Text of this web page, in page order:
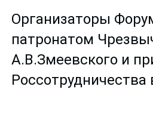
Организаторы
патронатом
А.В.Змеевского и